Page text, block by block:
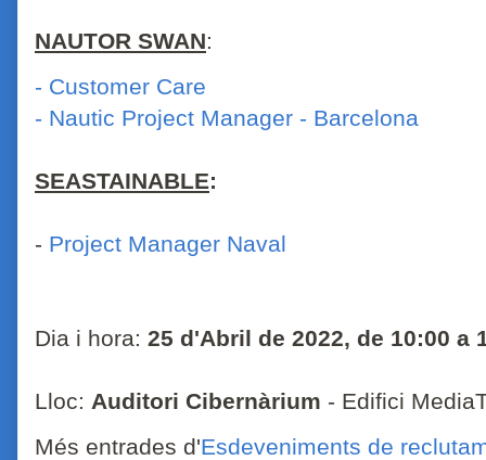
NAUTOR SWAN:
- Customer Care
- Nautic Project Manager - Barcelona
SEASTAINABLE:
- Project Manager Naval
Dia i hora: 25 d'Abril de 2022, de 10:00 a
Lloc: Auditori Cibernàrium - Edifici
Més entrades d'Esdeveniments de